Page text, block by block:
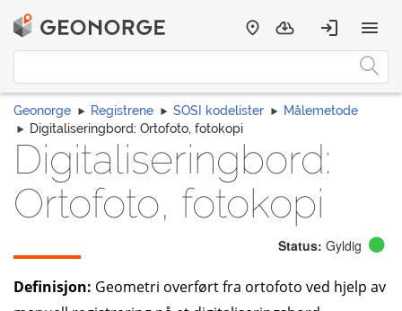
Geonorge Registrene SOSI kodelister
Målemetode
Digitaliseringbord: Ortofoto, fotokopi
Digitaliseringbord:
Ortofoto, fotokopi
Status: Gyldig
Definisjon: Geometri overført fra ortofoto ved hjelp av